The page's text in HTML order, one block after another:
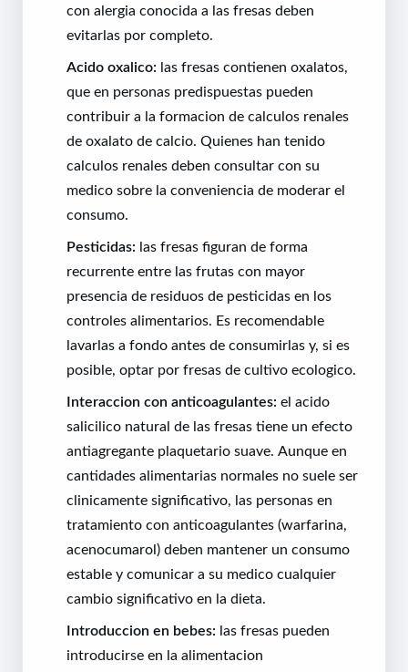
con alergia conocida a las fresas deben
evitarlas por completo.
Acido oxalico: las fresas contienen oxalatos,
que en personas predispuestas pueden
contribuir a la formacion de calculos renales
de oxalato de calcio. Quienes han tenido
calculos renales deben consultar con su
medico sobre la conveniencia de moderar el
consumo.
Pesticidas: las fresas figuran de forma
recurrente entre las frutas con mayor
presencia de residuos de pesticidas en los
controles alimentarios. Es recomendable
lavarlas a fondo antes de consumirlas y, si es
posible, optar por fresas de cultivo ecologico.
Interaccion con anticoagulantes: el acido
salicilico natural de las fresas tiene un efecto
antiagregante plaquetario suave. Aunque en
cantidades alimentarias normales no suele ser
clinicamente significativo, las personas en
tratamiento con anticoagulantes (warfarina,
acenocumarol) deben mantener un consumo
estable y comunicar a su medico cualquier
cambio significativo en la dieta.
Introduccion en bebes: las fresas pueden
introducirse en la alimentacion